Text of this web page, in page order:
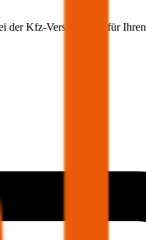
der Kfz-Versicherung für Ihren